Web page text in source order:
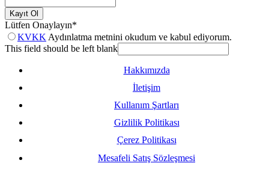
Kayıt Ol
Lütfen Onaylayın*
KVKK Aydınlatma metnini okudum ve kabul ediyorum.
This field should be left blank
Hakkımızda
İletişim
Kullanım Şartları
Gizlilik Politikası
Çerez Politikası
Mesafeli Satış Sözleşmesi